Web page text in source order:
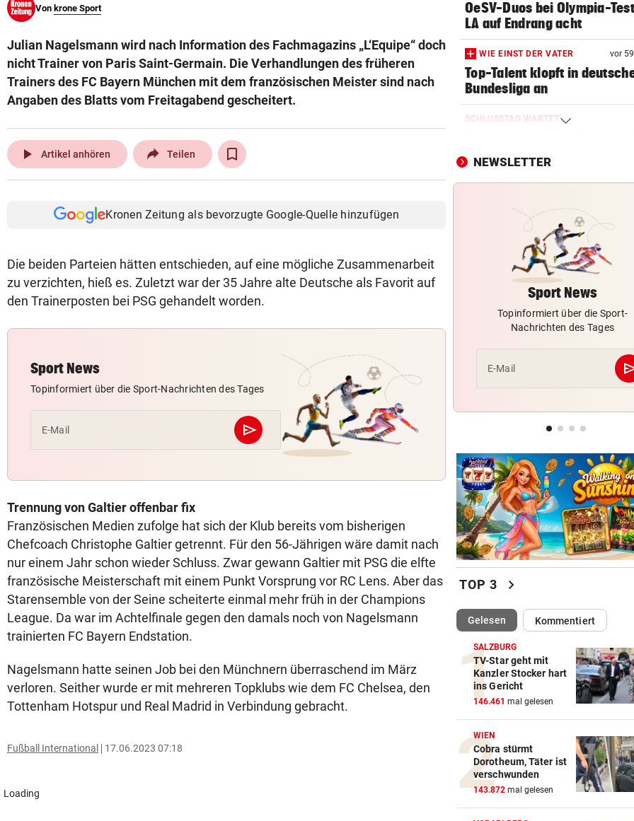
© Krone Multimedia GmbH & Co KG 2026
Von krone Sport
Julian Nagelsmann wird nach Information des Fachmagazins „L‘Equipe“ doch
nicht Trainer von Paris Saint-Germain. Die Verhandlungen des früheren
Trainers des FC Bayern München mit dem französischen Meister sind nach
Angaben des Blatts vom Freitagabend gescheitert.
play_arrow Artikel anhören Teilen
Kronen Zeitung als bevorzugte Google-Quelle hinzufügen
Die beiden Parteien hätten entschieden, auf eine mögliche Zusammenarbeit
zu verzichten, hieß es. Zuletzt war der 35 Jahre alte Deutsche als Favorit auf
den Trainerposten bei PSG gehandelt worden.
Sport News
Topinformiert über die Sport-Nachrichten des Tages
E-Mail send
Abschicken
Trennung von Galtier offenbar fix
Französischen Medien zufolge hat sich der Klub bereits vom bisherigen
Chefcoach Christophe Galtier getrennt. Für den 56-Jährigen wäre damit nach
nur einem Jahr schon wieder Schluss. Zwar gewann Galtier mit PSG die elfte
französische Meisterschaft mit einem Punkt Vorsprung vor RC Lens. Aber das
Starensemble von der Seine scheiterte einmal mehr früh in der Champions
League. Da war im Achtelfinale gegen den damals noch von Nagelsmann
trainierten FC Bayern Endstation.
Nagelsmann hatte seinen Job bei den Münchnern überraschend im März
verloren. Seither wurde er mit mehreren Topklubs wie dem FC Chelsea, den
Tottenham Hotspur und Real Madrid in Verbindung gebracht.
Fußball International 17.06.2023 07:18
Loading
OeSV-Duos bei Olympia-
LA auf Endrang acht
WIE EINST DER VATER vor
Top-Talent klopft in
Bundesliga an
SCHLUSSTAG WARTET
stark verbessert
MOURINHO GREIFT DURCH
die Real-Spieler
VEREIN NIMMT ABSCHIED
Steirischer Unterligist
19-Jährigen
POLIN SCHIMPFT
„Einfach kindisch“: Zoff bei
de France Femmes
getäuscht
Lionel Messi reist mit
Trauerfeier
NEWSLETTER
Sport News
Topinformiert über die Sport-
Nachrichten des Tages
E-Mail
TOP 3 chevron_right
Gelesen(ausgewählt)Kommentiert
SALZBURG
TV-Star geht mit
Kanzler Stocker hart
ins Gericht
146.461 mal gelesen
WIEN
Cobra stürmt
Dorotheum, Täter ist
verschwunden
143.872 mal gelesen